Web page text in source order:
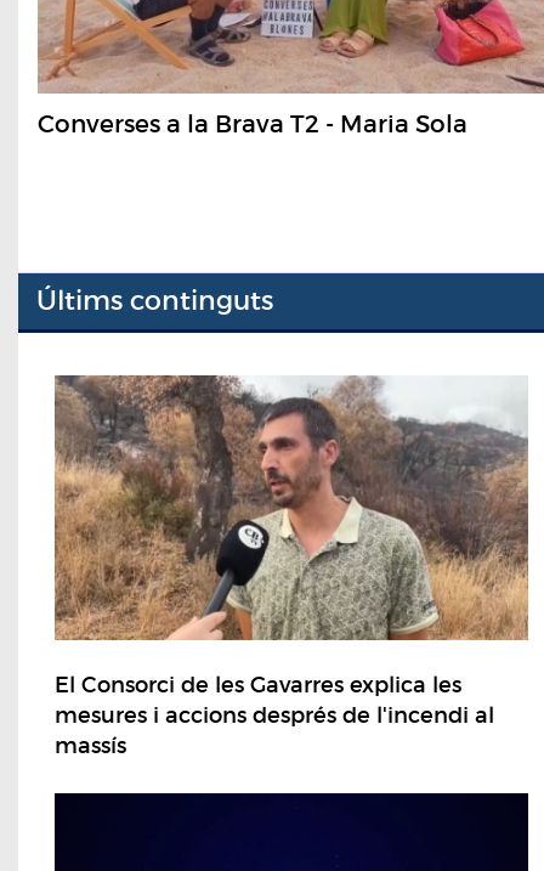
Converses a la Brava T2 - Maria Sola
Últims continguts
El Consorci de les Gavarres explica les
mesures i accions després de l'incendi al
massís